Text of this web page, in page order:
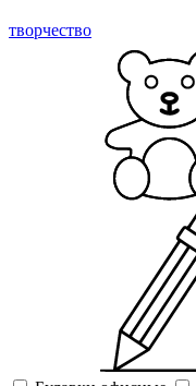
творчество